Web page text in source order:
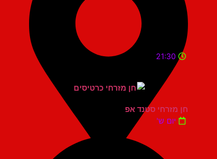
21:30
חן מזרחי סטנד אפ
יום ש'